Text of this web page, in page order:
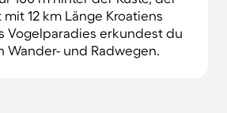
mit 12 km Länge Kroatiens
Vogelparadies erkundest du
Wander- und Radwegen.